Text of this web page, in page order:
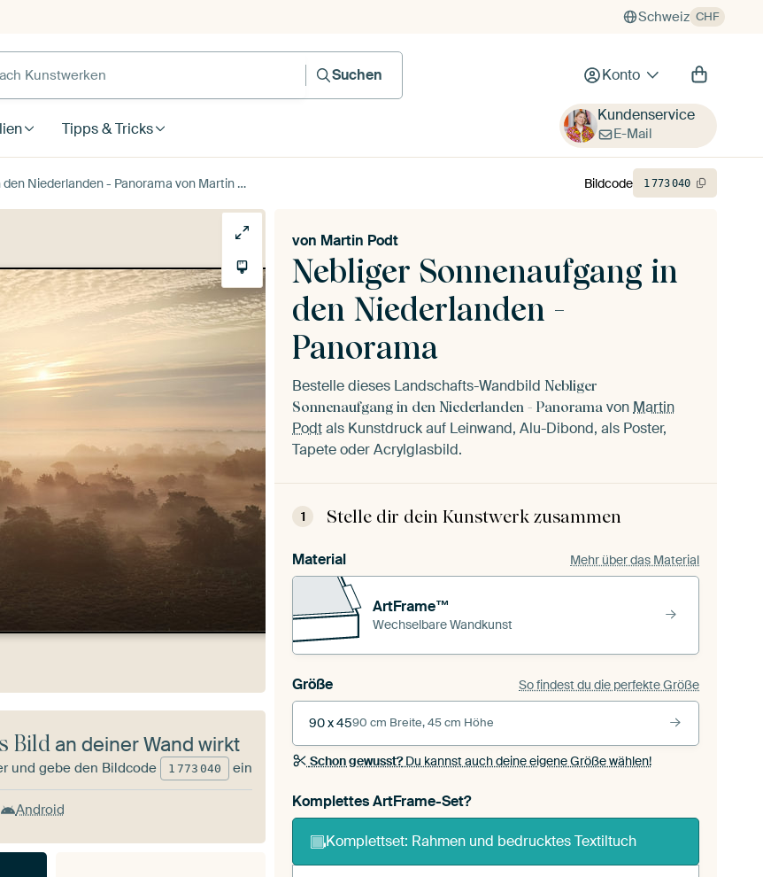
Schweiz CHF
Kunstwerken
Suchen
Konto
Tipps & Tricks
Kundenservice
E-Mail
Niederlanden - Panorama von Martin Podt
Nebliger Sonnenaufgang in
den Niederlanden -
Panorama
von Martin Podt
Bestelle dieses Landschafts-Wandbild Nebliger
Sonnenaufgang in den Niederlanden - Panorama von Martin
Podtals Kunstdruck auf Leinwand, Alu-Dibond, als Poster,
Tapete oder Acrylglasbild.
1 Stelle dir dein Kunstwerk zusammen
Material Mehr über das Material
ArtFrame™
Wechselbare Wandkunst
Größe So findest du die perfekte Größe
90 x 4590 cm Breite, 45 cm Höhe
Schon gewusst?Du kannst auch deine eigene Größe wählen!
Komplettes ArtFrame-Set?
Komplettset: Rahmen und bedrucktes Textiltuch
Bildcode 1773040
Bildan deiner Wand wirkt
und gebe den Bildcode 1 773 040 ein
Android